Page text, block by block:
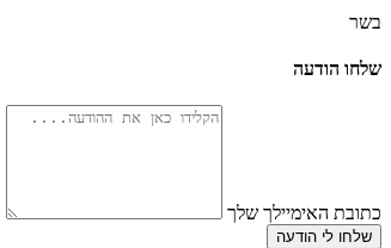
בשר
שלחו הודעה
כתובת האימיילך שלך
שלחו לי הודעה